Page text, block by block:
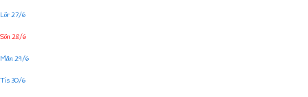
Lör 27/6
Sön 28/6
Mån 29/6
Tis 30/6